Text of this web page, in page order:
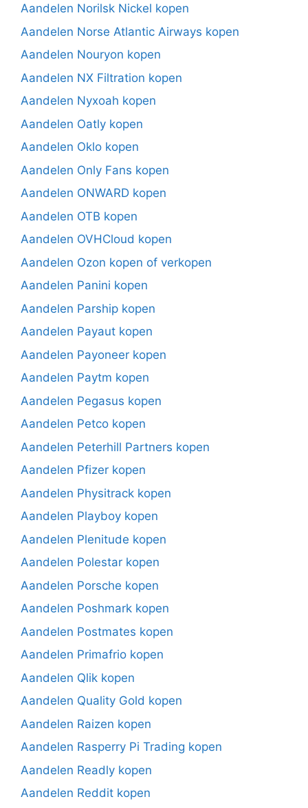
Aandelen Norilsk Nickel kopen
Aandelen Norse Atlantic Airways kopen
Aandelen Nouryon kopen
Aandelen NX Filtration kopen
Aandelen Nyxoah kopen
Aandelen Oatly kopen
Aandelen Oklo kopen
Aandelen Only Fans kopen
Aandelen ONWARD kopen
Aandelen OTB kopen
Aandelen OVHCloud kopen
Aandelen Ozon kopen of verkopen
Aandelen Panini kopen
Aandelen Parship kopen
Aandelen Payaut kopen
Aandelen Payoneer kopen
Aandelen Paytm kopen
Aandelen Pegasus kopen
Aandelen Petco kopen
Aandelen Peterhill Partners kopen
Aandelen Pfizer kopen
Aandelen Physitrack kopen
Aandelen Playboy kopen
Aandelen Plenitude kopen
Aandelen Polestar kopen
Aandelen Porsche kopen
Aandelen Poshmark kopen
Aandelen Postmates kopen
Aandelen Primafrio kopen
Aandelen Qlik kopen
Aandelen Quality Gold kopen
Aandelen Raizen kopen
Aandelen Rasperry Pi Trading kopen
Aandelen Readly kopen
Aandelen Reddit kopen